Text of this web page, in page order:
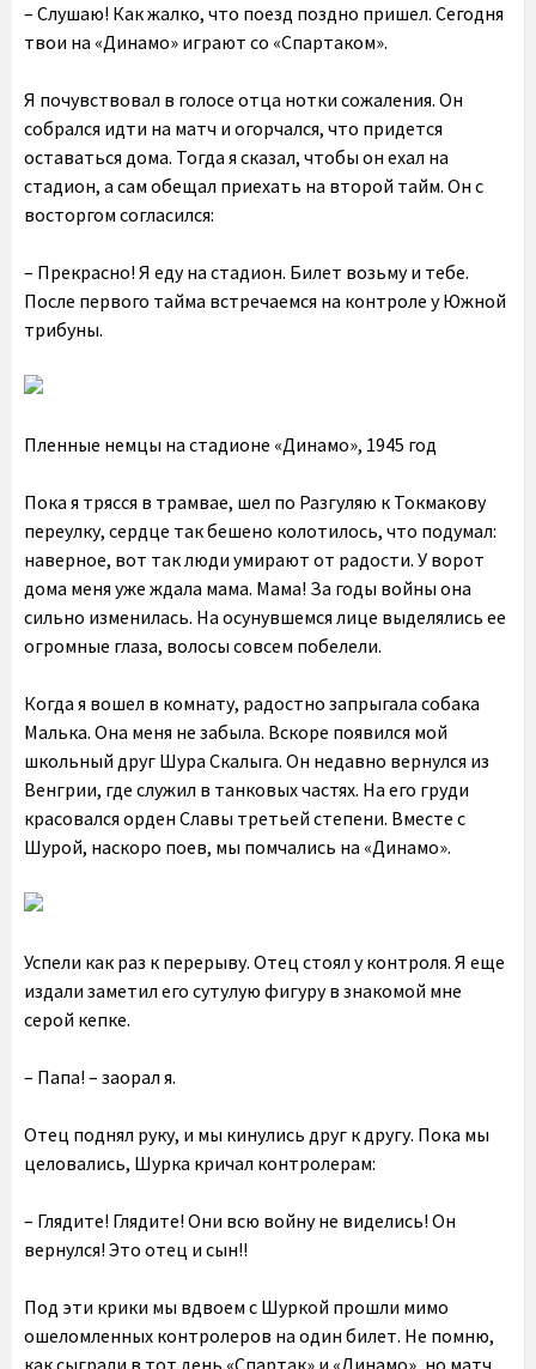
– Слушаю! Как жалко, что поезд поздно пришел. Сегодня
твои на «Динамо» играют со «Спартаком».
Я почувствовал в голосе отца нотки сожаления. Он
собрался идти на матч и огорчался, что придется
оставаться дома. Тогда я сказал, чтобы он ехал на
стадион, а сам обещал приехать на второй тайм. Он с
восторгом согласился:
– Прекрасно! Я еду на стадион. Билет возьму и тебе.
После первого тайма встречаемся на контроле у Южной
трибуны.
Пленные немцы на стадионе «Динамо», 1945 год
Пока я трясся в трамвае, шел по Разгуляю к Токмакову
переулку, сердце так бешено колотилось, что подумал:
наверное, вот так люди умирают от радости. У ворот
дома меня уже ждала мама. Мама! За годы войны она
сильно изменилась. На осунувшемся лице выделялись ее
огромные глаза, волосы совсем побелели.
Когда я вошел в комнату, радостно запрыгала собака
Малька. Она меня не забыла. Вскоре появился мой
школьный друг Шура Скалыга. Он недавно вернулся из
Венгрии, где служил в танковых частях. На его груди
красовался орден Славы третьей степени. Вместе с
Шурой, наскоро поев, мы помчались на «Динамо».
Успели как раз к перерыву. Отец стоял у контроля. Я еще
издали заметил его сутулую фигуру в знакомой мне
серой кепке.
– Папа! – заорал я.
Отец поднял руку, и мы кинулись друг к другу. Пока мы
целовались, Шурка кричал контролерам:
– Глядите! Глядите! Они всю войну не виделись! Он
вернулся! Это отец и сын!!
Под эти крики мы вдвоем с Шуркой прошли мимо
ошеломленных контролеров на один билет. Не помню,
как сыграли в тот день «Спартак» и «Динамо», но матч